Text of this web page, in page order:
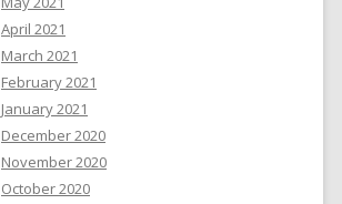
April 2021
March 2021
February 2021
January 2021
December 2020
November 2020
October 2020